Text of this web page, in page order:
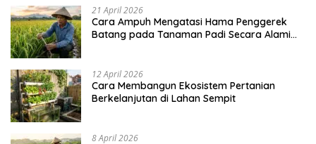
21 April 2026
Cara Ampuh Mengatasi Hama Penggerek
Batang pada Tanaman Padi Secara Alami
12 April 2026
Cara Membangun Ekosistem Pertanian
Berkelanjutan di Lahan Sempit
8 April 2026